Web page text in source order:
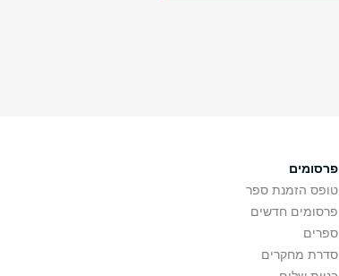
פרסומים
טופס הזמנת ספר
פרסומים חדשים
ספרים
סדרת מחקרים